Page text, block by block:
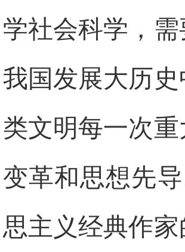
学社会科学，
我国发展大历
类文明每一次
变革和思想先
思主义经典作